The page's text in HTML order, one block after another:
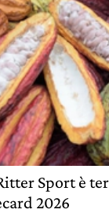
Sport è
2026